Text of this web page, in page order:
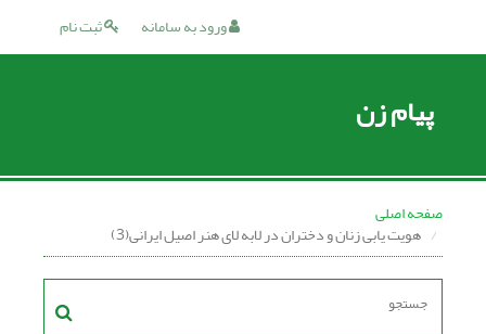
ثبت نام ورود به سامانه
پیام زن
صفحه اصلی
هویت یابی زنان و دختران در لابه لای هنر اصیل ایرانی(3)